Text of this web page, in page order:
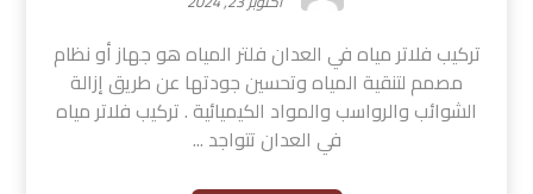
تركيب فلاتر مياه في العدان فلتر المياه هو جهاز أو نظام
مصمم لتنقية المياه وتحسين جودتها عن طريق إزالة
الشوائب والرواسب والمواد الكيميائية . تركيب فلاتر مياه
في العدان تتواجد ...